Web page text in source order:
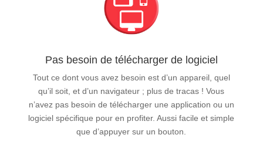
Pas besoin de télécharger de logiciel
Tout ce dont vous avez besoin est d’un appareil, quel
qu’il soit, et d’un navigateur ; plus de tracas ! Vous
n’avez pas besoin de télécharger une application ou un
logiciel spécifique pour en profiter. Aussi facile et simple
que d’appuyer sur un bouton.